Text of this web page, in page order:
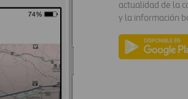
actualidad de la
y la información